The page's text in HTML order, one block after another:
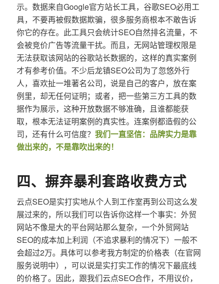
示。数据来自Google官方站长工具，谷歌SEO必用工
具，不要再被假数据欺骗，很多服务商根本不敢告诉
你它的存在。此工具只会统计SEO自然排名流量，不
会被竞价广告等流量干扰。而且，无网站管理权限是
无法获取该网站的谷歌站长数据的，这样的真实案例
才有参考价值。不少后龙镇SEO公司为了忽悠外行
人，喜欢扯一堆著名公司，说是自己的客户，放在案
例里，却无任何证明；或者，把一些第三方工具的数
据作为展示，这种开放数据不够准确，且谁都能获
取，根本无法证明案例的真实性。连案例都造假的公
司，还有什么可信度？ 我们一直坚信：品牌实力是靠
做出来的，不是靠吹出来的！
四、摒弃暴利套路收费方式
云点SEO是实打实地从个人到工作室再到公司这么发
展过来的，所以我们可以告诉你这样一个事实：外贸
网站不像是大的平台网站那么复杂，一个外贸网站
SEO的成本加上利润（不追求暴利的情况下）一般不
会超过2万。具体可以参考我方制定的价格表（在官网
服务说明中），可以说是实打实工作的情况下最底线
的价格了。因此，跟我们云点SEO合作，不用议价，